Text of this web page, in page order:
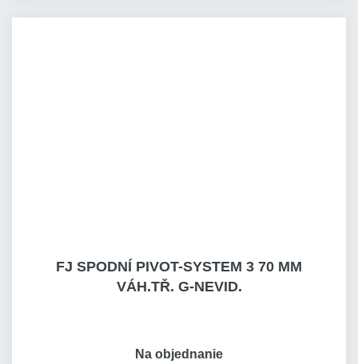
FJ SPODNÍ PIVOT-SYSTEM 3 70 MM
VÁH.TŘ. G-NEVID.
Na objednanie